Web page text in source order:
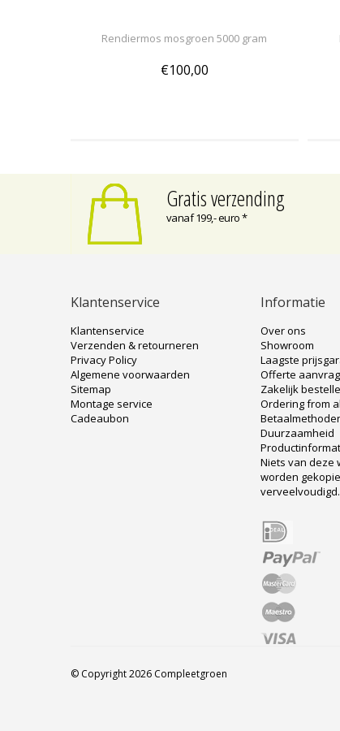
Rendiermos mosgroen 5000 gram
€100,00
Gratis verzending
vanaf 199,- euro *
Klantenservice
Klantenservice
Verzenden & retourneren
Privacy Policy
Algemene voorwaarden
Sitemap
Montage service
Cadeaubon
Informatie
Over ons
Showroom
Laagste
Offerte
Zakelijk
Ordering from
Duurzaamheid
Niets van deze
worden
verveelvoudigd.
© Copyright 2026 Compleetgroen